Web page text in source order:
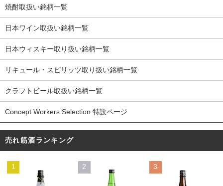
焼酎取扱い銘柄一覧
日本ワイン取扱い銘柄一覧
日本ウィスキー取り扱い銘柄一覧
リキュール・スピリッツ取り扱い銘柄一覧
クラフトビール取扱い銘柄一覧
Concept Workers Selection 特設ページ
売れ筋酒ランキング
1 2 3